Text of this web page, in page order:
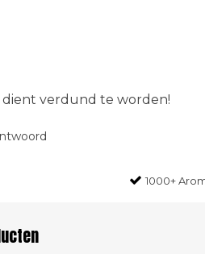
verdund te worden!
1000+